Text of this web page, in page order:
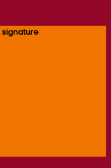
signature